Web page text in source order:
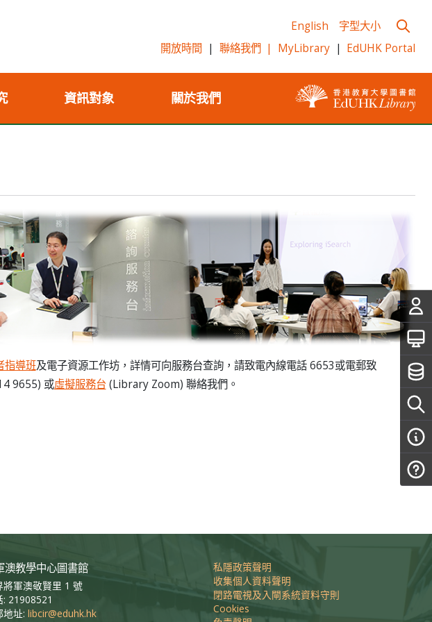
English
字型大小
開放時間
| 聯絡我們 | MyLibrary | EdUHK Portal
資訊對象 關於我們
指導班及電子資源工作坊，詳情可向服務台查詢，請致電內線電話 6653或電郵致
9655) 或虛擬服務台 (Library Zoom) 聯絡我們。
澳教學中心圖書館
將軍澳敬賢里 1 號
: 21908521
地址: libcir@eduhk.hk
私隱政策聲明
收集個人資料聲明
閉路電視及入閘系統資料守則
Cookies